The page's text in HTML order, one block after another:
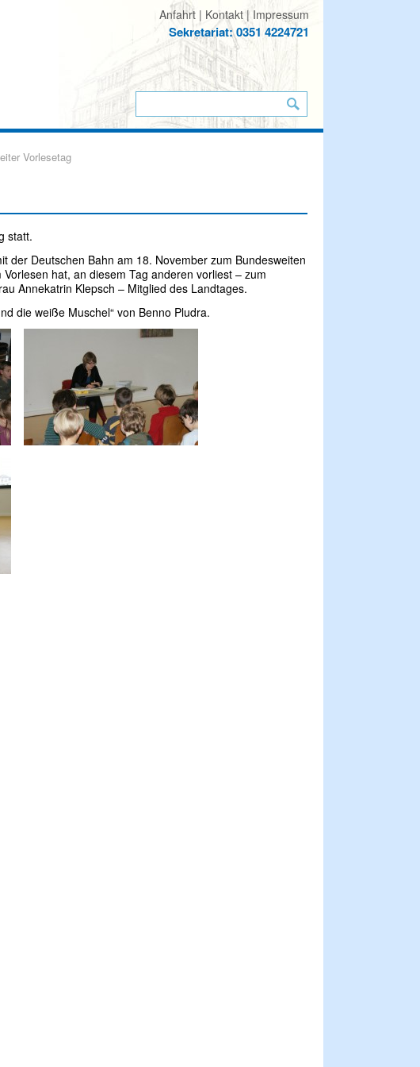
Anfahrt Kontakt Impressum
Sekretariat: 0351 4224721
Vorlesetag
statt.
der Deutschen Bahn am 18. November zum Bundesweiten
hat, an diesem Tag anderen vorliest – zum
Annekatrin Klepsch – Mitglied des Landtages.
die weiße Muschel“ von Benno Pludra.